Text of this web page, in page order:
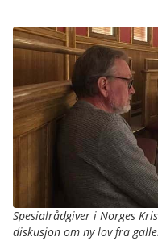
Spesialrådgiver i Norges
diskusjon om ny lov fra